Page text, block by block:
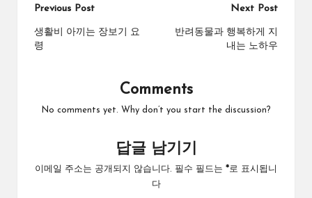
Post
navigation
Previous Post
생활비 아끼는 장보기 요
령
Next Post
반려동물과 행복하게 지
내는 노하우
Comments
No comments yet. Why don’t you start the discussion?
답글 남기기
이메일 주소는 공개되지 않습니다. 필수 필드는 *로 표시됩니
다